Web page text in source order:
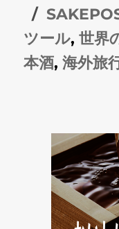
稿
日:
タ
グ
ツール,世界
本酒,海外旅